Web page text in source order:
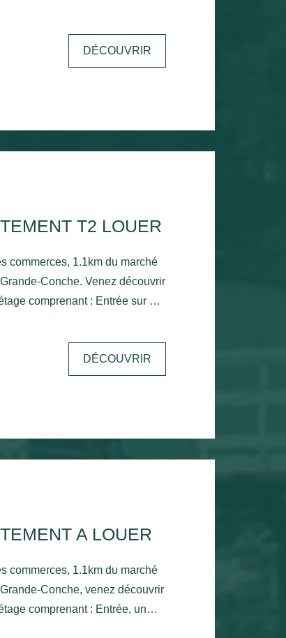
une cuisine, une chambre
un wc et un stationnement
DÉCOUVRIR
T2 LOUER
commerces, 1.1km du marché
Conche. Venez découvrir
comprenant : Entrée sur un
une chambre avec placard,
serviette, un wc et un
DÉCOUVRIR
A LOUER
commerces, 1.1km du marché
Conche, venez découvrir
comprenant : Entrée, un
un balcon donnant sur le